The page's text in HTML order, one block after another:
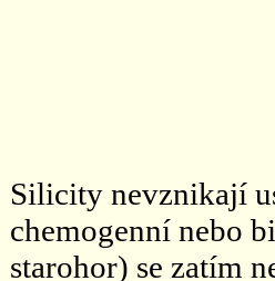
Silicity nevznikají
chemogenní nebo
starohor) se zatím